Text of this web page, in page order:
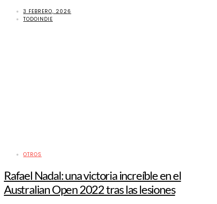
3 FEBRERO, 2026
TODOINDIE
OTROS
Rafael Nadal: una victoria increíble en el
Australian Open 2022 tras las lesiones